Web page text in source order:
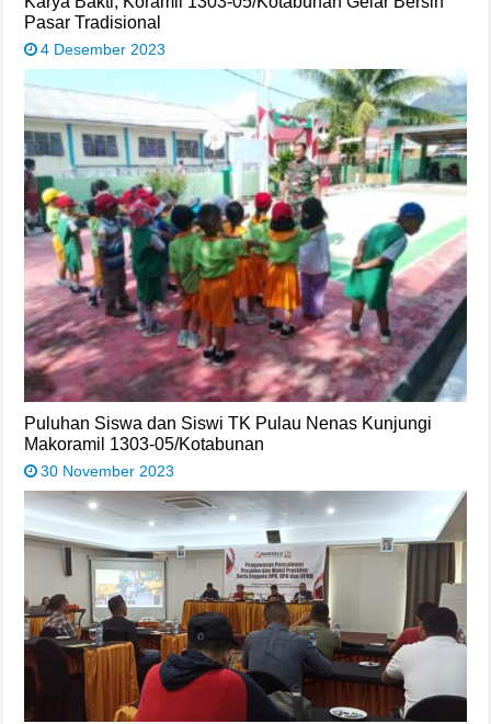
Pasar Tradisional
4 Desember 2023
Puluhan Siswa dan Siswi TK Pulau Nenas Kunjungi
Makoramil 1303-05/Kotabunan
30 November 2023